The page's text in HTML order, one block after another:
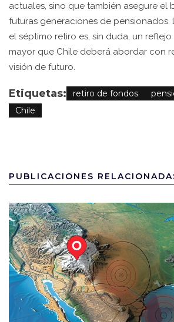
actuales, sino que también asegure el
futuras generaciones de pensionados.
el séptimo retiro es, sin duda, un
mayor que Chile deberá abordar con
visión de futuro.
Etiquetas: retiro de fondos
Chile
PUBLICACIONES